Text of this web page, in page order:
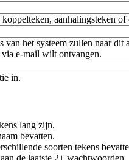
aanhalingsteken of
van het systeem zullen naar
e-mail wilt ontvangen.
in.
lang zijn.
bevatten.
soorten tekens
de laatste 2+ wachtwoorden.